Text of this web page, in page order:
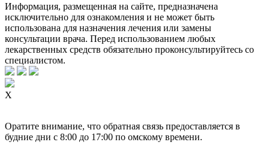
Информация, размещенная на сайте, предназначена
исключительно для ознакомления и не может быть
использована для назначения лечения или замены
консультации врача. Перед использованием любых
лекарственных средств обязательно проконсультируйтесь со
специалистом.
X
Оратите внимание, что обратная связь предоставляется в
будние дни с 8:00 до 17:00 по омскому времени.